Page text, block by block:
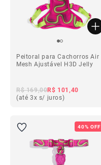
Peitoral para Cachorros Air
Mesh Ajustável H3D Jelly
R$ 169,00R$ 101,40
(até 3x s/ juros)
40% OFF